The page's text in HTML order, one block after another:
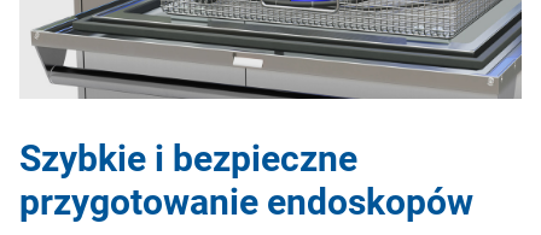
Szybkie i bezpieczne
przygotowanie endoskopów